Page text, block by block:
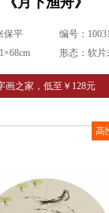
保平
编号：
形态：软片
画之家，低至￥128元
高